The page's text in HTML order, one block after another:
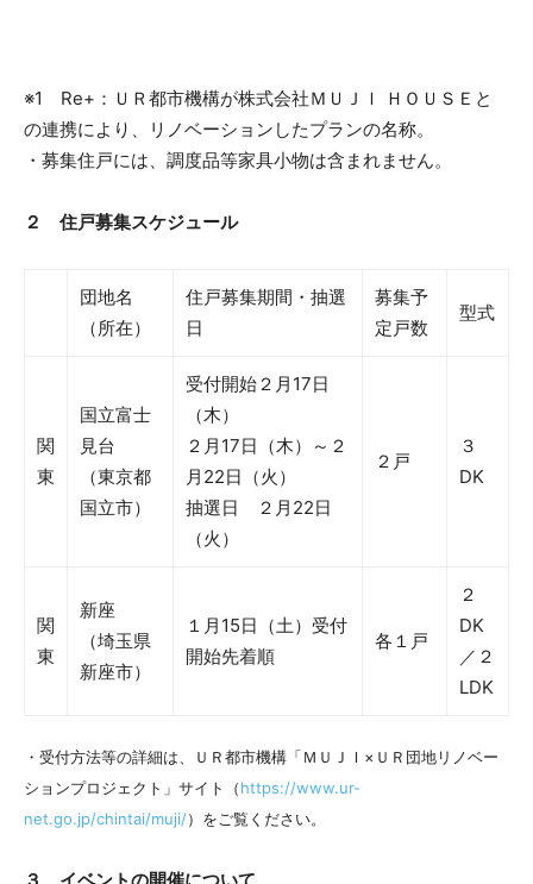
※1 Re+：ＵＲ都市機構が株式会社ＭＵＪＩ ＨＯＵＳＥと
の連携により、リノベーションしたプランの名称。
・募集住戸には、調度品等家具小物は含まれません。
２ 住戸募集スケジュール
団地名
（所在）
住戸募集期間・抽選
日
募集予
定戸数
型式
関
東
国立富士
見台
（東京都
国立市）
受付開始２月17日
（木）
２月17日（木）～２
月22日（火）
抽選日 ２月22日
（火）
２戸
３
DK
関
東
新座
（埼玉県
新座市）
１月15日（土）受付
開始先着順
各１戸
２
DK
／２
LDK
・受付方法等の詳細は、ＵＲ都市機構「ＭＵＪＩ×ＵＲ団地リノベー
ションプロジェクト」サイト（https://www.ur-
net.go.jp/chintai/muji/）をご覧ください。